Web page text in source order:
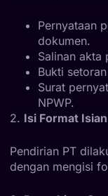
Pernyataan
dokumen.
Salinan akta
Bukti
Surat
NPWP.
2. Isi Format
Pendirian PT
dengan mengisi